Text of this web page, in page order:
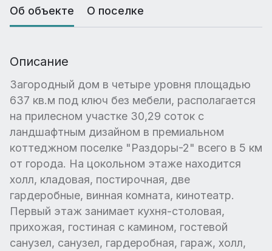
Об объекте О поселке
Описание
Загородный дом в четыре уровня площадью
637 кв.м под ключ без мебели, располагается
на прилесном участке 30,29 соток с
ландшафтным дизайном в премиальном
коттеджном поселке "Раздоры-2" всего в 5 км
от города. На цокольном этаже находится
холл, кладовая, постирочная, две
гардеробные, винная комната, кинотеатр.
Первый этаж занимает кухня-столовая,
прихожая, гостиная с камином, гостевой
санузел, санузел, гардеробная, гараж, холл,